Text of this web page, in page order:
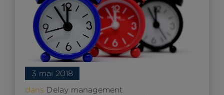
3 mai 2018
dans Delay management